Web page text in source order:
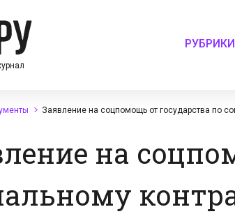
РУБРИКИ
Заявление на соцпомощь от государства по
на